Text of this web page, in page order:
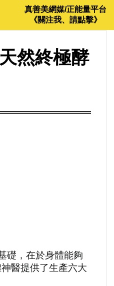
真善美網媒/正能量平台
《關注我、請點擊》
然終極酵
礎，在於身體能夠
醫提供了生產六大